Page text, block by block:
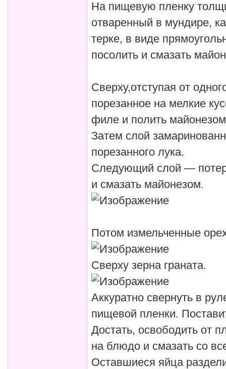
На пищевую пленку
отваренный в мундире,
терке, в виде
посолить и смазать
Сверху,отступая от
порезанное на мелкие
филе и полить
Затем слой
порезанного лука.
Следующий слой —
и смазать майонезом.
Потом измельченные
Сверху зерна граната.
Аккуратно свернуть в
пищевой пленки.
Достать, освободить от
на блюдо и смазать со
Оставшиеся яйца